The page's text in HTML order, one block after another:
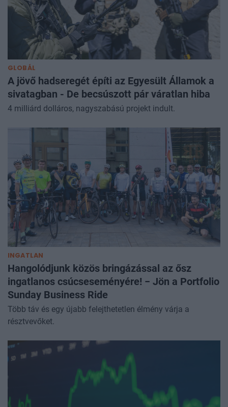
GLOBÁL
A jövő hadseregét építi az Egyesült Államok a
sivatagban - De becsúszott pár váratlan hiba
4 milliárd dolláros, nagyszabású projekt indult.
INGATLAN
Hangolódjunk közös bringázással az ősz
ingatlanos csúcseseményére! − Jön a Portfolio
Sunday Business Ride
Több táv és egy újabb felejthetetlen élmény várja a
résztvevőket.